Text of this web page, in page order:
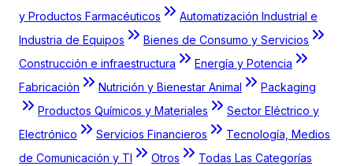
y Productos Farmacéuticos
Automatización Industrial e
Industria de Equipos
Bienes de Consumo y Servicios
Construcción e infraestructura
Energía y Potencia
Fabricación
Nutrición y Bienestar Animal
Packaging
Productos Químicos y Materiales
Sector Eléctrico y
Electrónico
Servicios Financieros
Tecnología, Medios
de Comunicación y TI
Otros
Todas Las Categorías